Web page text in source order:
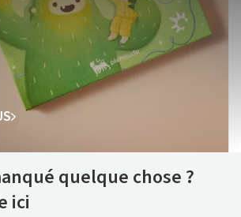
quelque chose ?
ici